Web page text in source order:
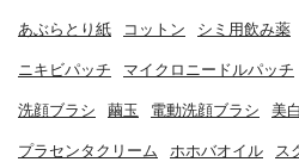
あぶらとり紙 コットン シミ用飲み薬
ニキビパッチ マイクロニードルパッチ
洗顔ブラシ 繭玉 電動洗顔ブラシ 美
プラセンタクリーム ホホバオイル ス